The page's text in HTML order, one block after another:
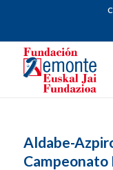
Aldabe-
Campeonato